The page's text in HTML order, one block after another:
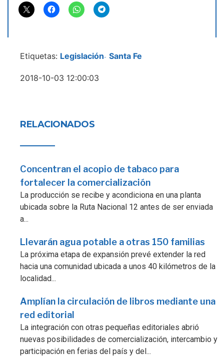
Etiquetas: Legislación- Santa Fe
2018-10-03 12:00:03
RELACIONADOS
Concentran el acopio de tabaco para
fortalecer la comercialización
La producción se recibe y acondiciona en una planta
ubicada sobre la Ruta Nacional 12 antes de ser enviada
a...
Llevarán agua potable a otras 150 familias
La próxima etapa de expansión prevé extender la red
hacia una comunidad ubicada a unos 40 kilómetros de la
localidad...
Amplían la circulación de libros mediante una
red editorial
La integración con otras pequeñas editoriales abrió
nuevas posibilidades de comercialización, intercambio y
participación en ferias del país y del...